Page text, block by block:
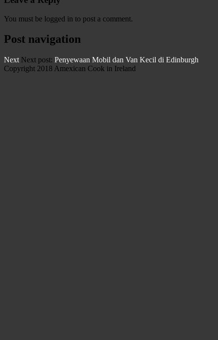
You must be logged in to post a comment.
Post navigation
Next Next post: Penyewaan Mobil dan Van Kecil di Edinburgh
Copyright 2018 Amexican Cook in Ireland